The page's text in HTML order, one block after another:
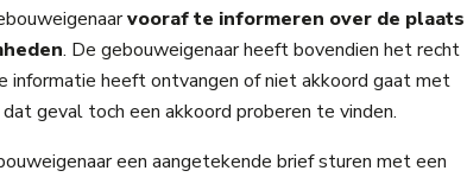
vooraf te informeren over de plaats
. De gebouweigenaar heeft bovendien het recht
informatie heeft ontvangen of niet akkoord gaat met
geval toch een akkoord proberen te vinden.
een aangetekende brief sturen met een